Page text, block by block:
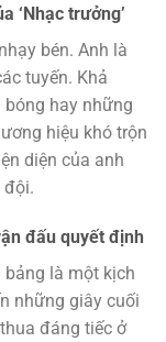
‘Nhạc trưởng’
bén. Anh là
tuyến. Khả
hay những
hiệu khó trộn
diện của anh
đội.
đấu quyết định
là một kịch
những giây cuối
đáng tiếc ở